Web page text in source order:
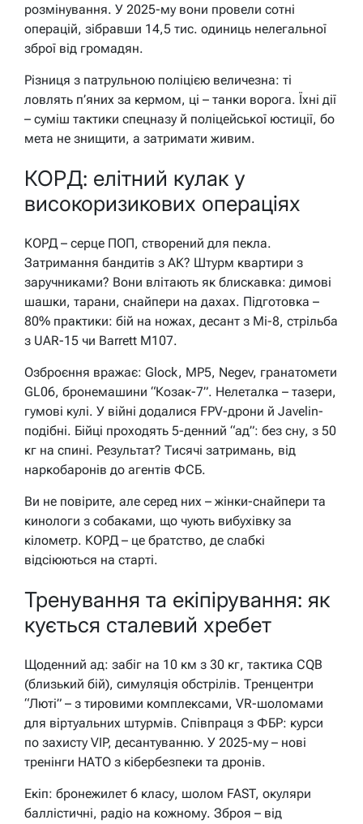
розмінування. У 2025-му вони провели сотні
операцій, зібравши 14,5 тис. одиниць нелегальної
зброї від громадян.
Різниця з патрульною поліцією величезна: ті
ловлять п’яних за кермом, ці – танки ворога. Їхні дії
– суміш тактики спецназу й поліцейської юстиції, бо
мета не знищити, а затримати живим.
КОРД: елітний кулак у
високоризикових операціях
КОРД – серце ПОП, створений для пекла.
Затримання бандитів з АК? Штурм квартири з
заручниками? Вони влітають як блискавка: димові
шашки, тарани, снайпери на дахах. Підготовка –
80% практики: бій на ножах, десант з Мі-8, стрільба
з UAR-15 чи Barrett M107.
Озброєння вражає: Glock, MP5, Negev, гранатомети
GL06, бронемашини “Козак-7”. Нелеталка – тазери,
гумові кулі. У війні додалися FPV-дрони й Javelin-
подібні. Бійці проходять 5-денний “ад”: без сну, з 50
кг на спині. Результат? Тисячі затримань, від
наркобаронів до агентів ФСБ.
Ви не повірите, але серед них – жінки-снайпери та
кинологи з собаками, що чують вибухівку за
кілометр. КОРД – це братство, де слабкі
відсіюються на старті.
Тренування та екіпірування: як
кується сталевий хребет
Щоденний ад: забіг на 10 км з 30 кг, тактика CQB
(близький бій), симуляція обстрілів. Тренцентри
“Люті” – з тировими комплексами, VR-шоломами
для віртуальних штурмів. Співпраця з ФБР: курси
по захисту VIP, десантуванню. У 2025-му – нові
тренінги НАТО з кібербезпеки та дронів.
Екіп: бронежилет 6 класу, шолом FAST, окуляри
баллістичні, радіо на кожному. Зброя – від